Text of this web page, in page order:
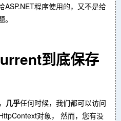
ASP.NET程序使用的，又不是给
到底保存
几乎任何时候，我们都可以访问
对象， 然而，您有没